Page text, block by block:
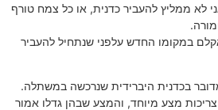
לא ממליץ להעביר כדנית, או כל צמח טורף
במקומו החדש עלפני שנתחיל להעביר
בכדנית היברידית שנרכשה במשתלה.
מצע מיוחד, והמצע שבהן גדלו אמור